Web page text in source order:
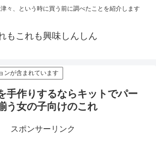
々、という時に買う前に調べたことを紹介します
もこれも興味しんしん
ンが含まれています
手作りするならキットでパー
う女の子向けのこれ
スポンサーリンク